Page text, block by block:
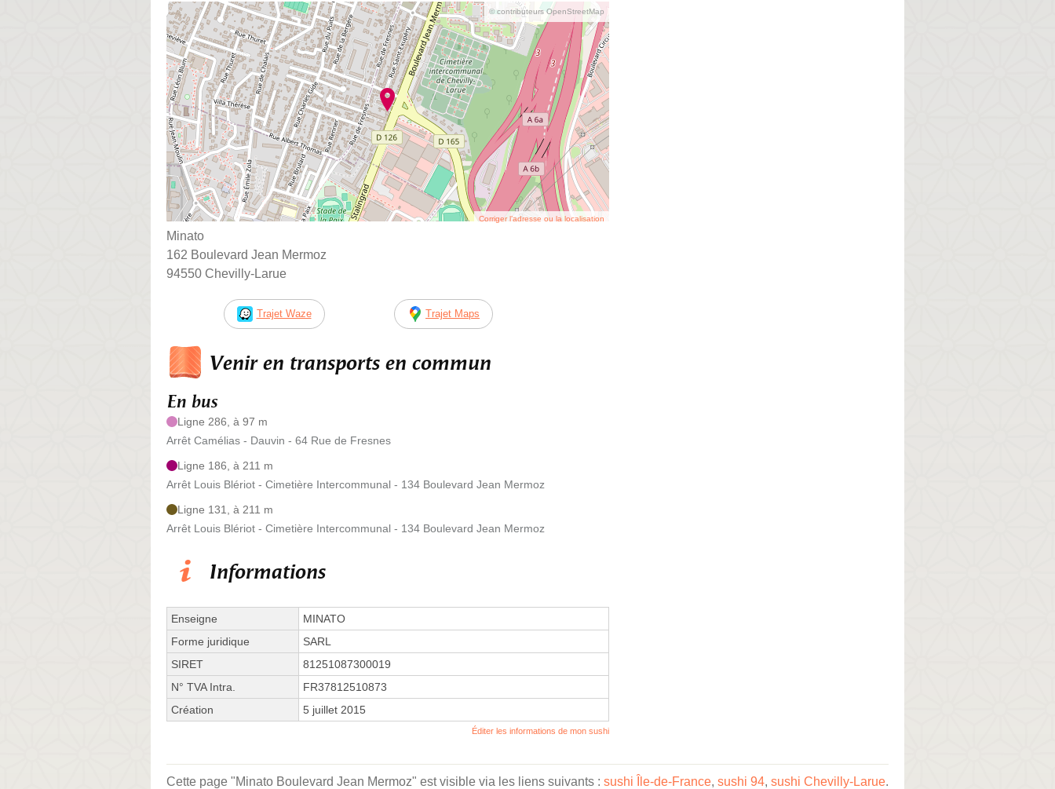
© contributeurs OpenStreetMap
Corriger l’adresse ou la localisation
Minato
162 Boulevard Jean Mermoz
94550 Chevilly-Larue
Trajet Waze Trajet Maps
Venir en transports en commun
En bus
Ligne 286, à 97 m
Arrêt Camélias - Dauvin - 64 Rue de Fresnes
Ligne 186, à 211 m
Arrêt Louis Blériot - Cimetière Intercommunal - 134 Boulevard Jean Mermoz
Ligne 131, à 211 m
Arrêt Louis Blériot - Cimetière Intercommunal - 134 Boulevard Jean Mermoz
Informations
Enseigne
MINATO
Forme juridique
SARL
SIRET
81251087300019
N° TVA Intra.
FR37812510873
Création
5 juillet 2015
Éditer les informations de mon sushi
Cette page "Minato Boulevard Jean Mermoz" est visible via les liens suivants : sushi Île-de-France, sushi 94, sushi Chevilly-Larue.